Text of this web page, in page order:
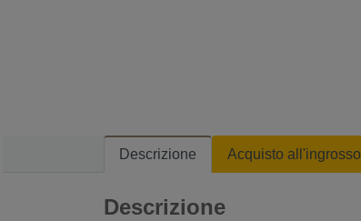
Descrizione Acquisto all'ingrosso
Descrizione